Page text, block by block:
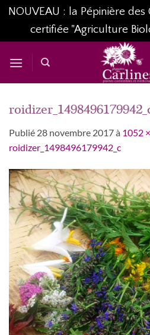
NOUVEAU : la Pépinière
certifiée "Agriculture
Publié 28 novembre 2017à 1052
roidizer_1498496179942_c